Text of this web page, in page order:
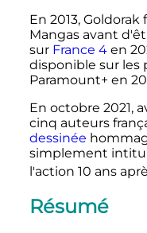
En 2013,
Mangas avant
sur France 4en
disponible sur les
Paramount+ en
En octobre 2021,
cinq auteurs
dessinée
simplement
l'action 10 ans
Résumé